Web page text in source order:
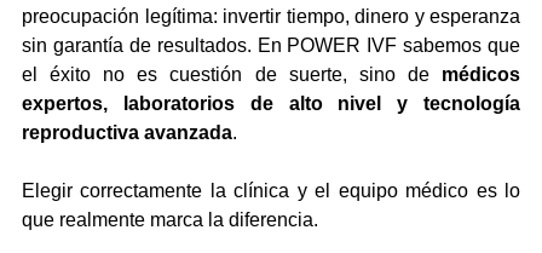
preocupación legítima: invertir tiempo, dinero y esperanza
sin garantía de resultados. En POWER IVF sabemos que
el éxito no es cuestión de suerte, sino de médicos
expertos, laboratorios de alto nivel y tecnología
reproductiva avanzada.
Elegir correctamente la clínica y el equipo médico es lo
que realmente marca la diferencia.